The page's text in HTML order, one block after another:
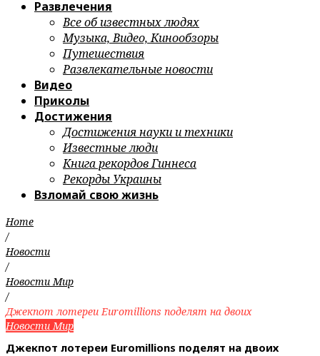
Развлечения
Все об известных людях
Музыка, Видео, Кинообзоры
Путешествия
Развлекательные новости
Видео
Приколы
Достижения
Достижения науки и техники
Известные люди
Книга рекордов Гиннеса
Рекорды Украины
Взломай свою жизнь
Home
/
Новости
/
Новости Мир
/
Джекпот лотереи Euromillions поделят на двоих
Новости Мир
Джекпот лотереи Euromillions поделят на двоих